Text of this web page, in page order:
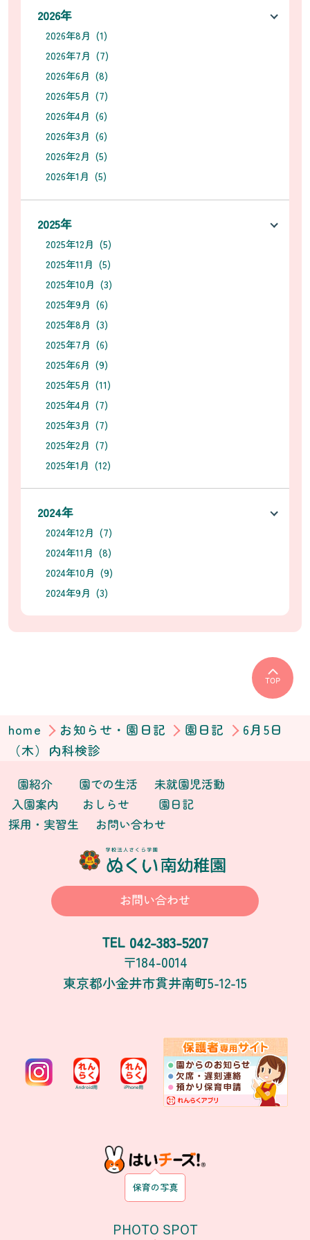
2026年
2026年8月 (1)
2026年7月 (7)
2026年6月 (8)
2026年5月 (7)
2026年4月 (6)
2026年3月 (6)
2026年2月 (5)
2026年1月 (5)
2025年
2025年12月 (5)
2025年11月 (5)
2025年10月 (3)
2025年9月 (6)
2025年8月 (3)
2025年7月 (6)
2025年6月 (9)
2025年5月 (11)
2025年4月 (7)
2025年3月 (7)
2025年2月 (7)
2025年1月 (12)
2024年
2024年12月 (7)
2024年11月 (8)
2024年10月 (9)
2024年9月 (3)
TOP
home お知らせ・園日記 園日記
6月5日
（木）内科検診
園紹介 園での生活
未就園児活動
入園案内
おしらせ
園日記
採用・実習生
お問い合わせ
お問い合わせ
TEL 042-383-5207
〒184-0014
東京都小金井市貫井南町5-12-15
保育の写真
PHOTO SPOT